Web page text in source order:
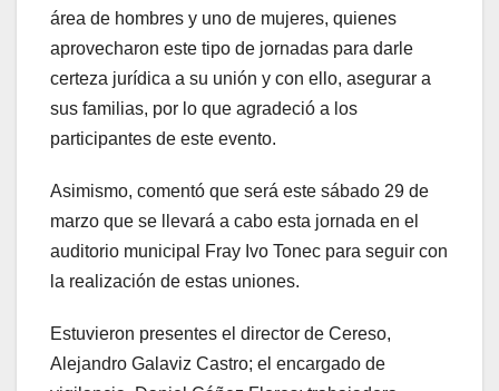
área de hombres y uno de mujeres, quienes
aprovecharon este tipo de jornadas para darle
certeza jurídica a su unión y con ello, asegurar a
sus familias, por lo que agradeció a los
participantes de este evento.
Asimismo, comentó que será este sábado 29 de
marzo que se llevará a cabo esta jornada en el
auditorio municipal Fray Ivo Tonec para seguir con
la realización de estas uniones.
Estuvieron presentes el director de Cereso,
Alejandro Galaviz Castro; el encargado de